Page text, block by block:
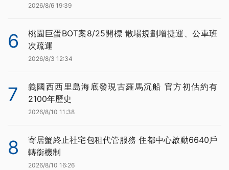
2026/8/6 19:39
6
桃園巨蛋BOT案8/25開標 散場規劃增捷運、公車班
次疏運
2026/8/3 12:34
7
義國西西里島海底發現古羅馬沉船 官方初估約有
2100年歷史
2026/8/10 11:38
8
寄居蟹終止社宅包租代管服務 住都中心啟動6640戶
轉銜機制
2026/8/10 16:26